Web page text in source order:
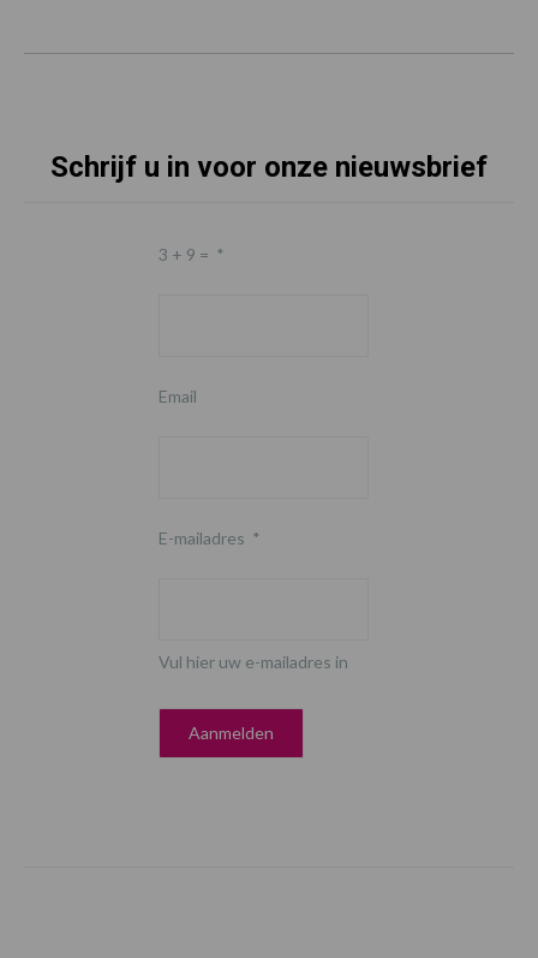
Schrijf u in voor onze nieuwsbrief
3 + 9 = *
Email
E-mailadres *
Vul hier uw e-mailadres in